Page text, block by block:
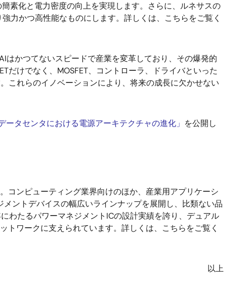
素化と電力密度の向上を実現します。さらに、ルネサスの
力かつ高性能なものにします。詳しくは、こちらをご覧く
AIはかつてないスピードで産業を変革しており、その爆発的
だけでなく、MOSFET、コントローラ、ドライバといった
これらのイノベーションにより、将来の成長に欠かせない
ータセンタにおける電源アーキテクチャの進化」 を公開し
コンピューティング業界向けのほか、産業用アプリケーシ
ントデバイスの幅広いラインナップを展開し、比類ない品
わたるパワーマネジメントICの設計実績を誇り、デュアル
ワークに支えられています。詳しくは、こちらをご覧く
以上